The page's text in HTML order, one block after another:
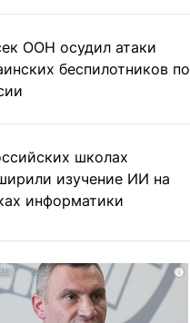
ООН осудил атаки
беспилотников по
школах
изучение ИИ на
информатики